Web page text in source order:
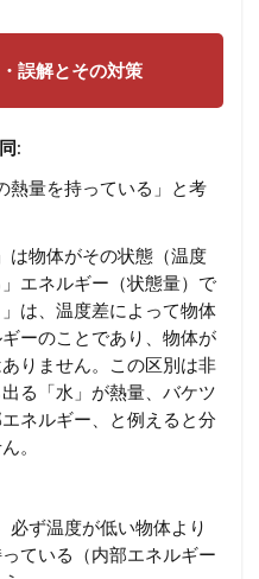
誤解とその対策
:
熱量を持っている」と考
は物体がその状態（温度
エネルギー（状態量）で
は、温度差によって物体
ーのことであり、物体が
ありません。この区別は非
る「水」が熱量、バケツ
ネルギー、と例えると分
。
必ず温度が低い物体より
ている（内部エネルギー